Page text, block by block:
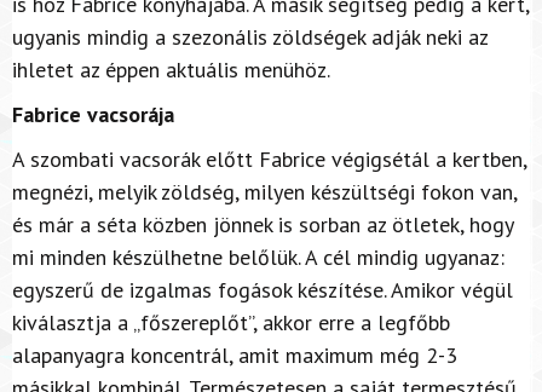
ugyanis mindig a szezonális zöldségek adják neki az
ihletet az éppen aktuális menühöz.
Fabrice vacsorája
A szombati vacsorák előtt Fabrice végigsétál a kertben,
megnézi, melyik zöldség, milyen készültségi fokon van,
és már a séta közben jönnek is sorban az ötletek, hogy
mi minden készülhetne belőlük. A cél mindig ugyanaz:
egyszerű de izgalmas fogások készítése. Amikor végül
kiválasztja a „főszereplőt”, akkor erre a legfőbb
alapanyagra koncentrál, amit maximum még 2-3